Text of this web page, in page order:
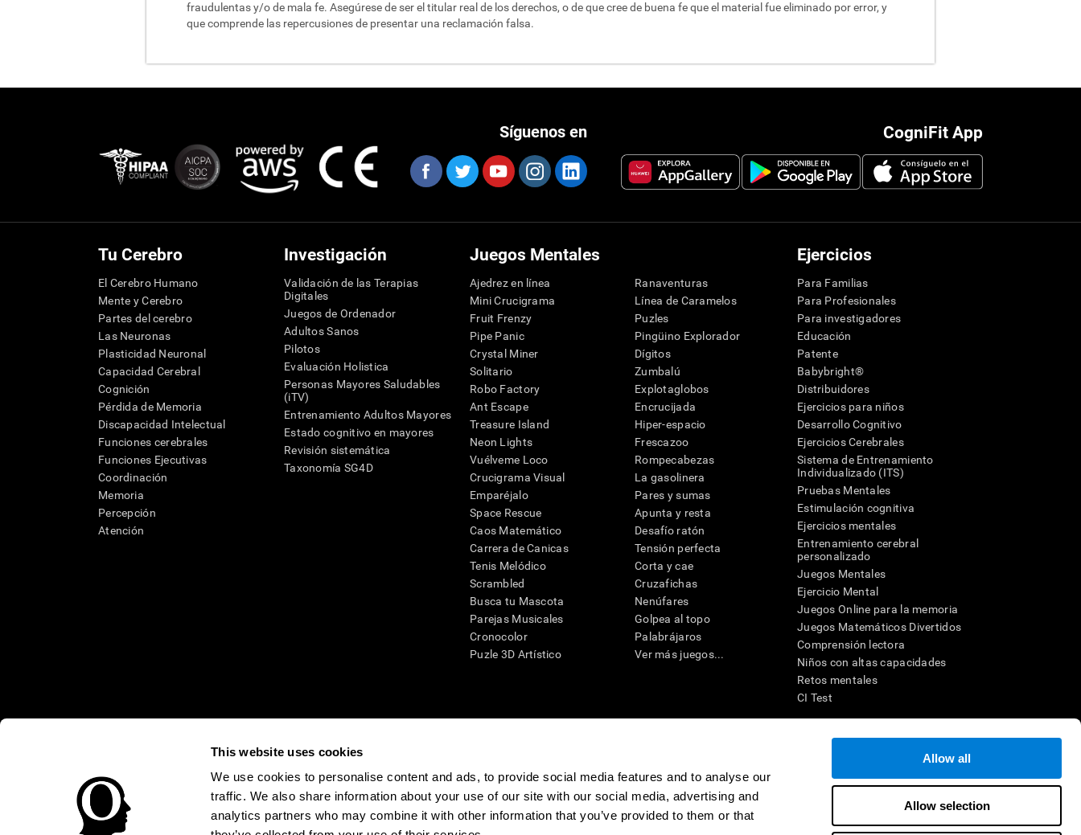
This website uses cookies
We use cookies to personalise content and ads, to provide social media features and to analyse our
traffic. We also share information about your use of our site with our social media, advertising and
analytics partners who may combine it with other information that you’ve provided to them or that
Allow all
Allow selection
fraudulentas y/o de mala fe. Asegúrese de ser el titular real de los derechos, o de que cree de buena fe que el material fue eliminado por error, y
que comprende las repercusiones de presentar una reclamación falsa.
CogniFit App
Síguenos en
Tu Cerebro
El Cerebro Humano
Mente y Cerebro
Partes del cerebro
Las Neuronas
Plasticidad Neuronal
Capacidad Cerebral
Cognición
Pérdida de Memoria
Discapacidad Intelectual
Funciones cerebrales
Funciones Ejecutivas
Coordinación
Memoria
Percepción
Atención
Investigación
Validación de las Terapias
Digitales
Juegos de Ordenador
Adultos Sanos
Pilotos
Evaluación Holistica
Personas Mayores Saludables
(iTV)
Entrenamiento Adultos Mayores
Estado cognitivo en mayores
Revisión sistemática
Taxonomía SG4D
Juegos Mentales
Ajedrez en línea
Mini Crucigrama
Fruit Frenzy
Pipe Panic
Crystal Miner
Solitario
Robo Factory
Ant Escape
Treasure Island
Neon Lights
Vuélveme Loco
Crucigrama Visual
Emparéjalo
Space Rescue
Caos Matemático
Carrera de Canicas
Tenis Melódico
Scrambled
Busca tu Mascota
Parejas Musicales
Cronocolor
Puzle 3D Artístico
Ranaventuras
Línea de Caramelos
Puzles
Pingüino Explorador
Dígitos
Zumbalú
Explotaglobos
Encrucijada
Hiper-espacio
Frescazoo
Rompecabezas
La gasolinera
Pares y sumas
Apunta y resta
Desafío ratón
Tensión perfecta
Corta y cae
Cruzafichas
Nenúfares
Golpea al topo
Palabrájaros
Ver más juegos...
Ejercicios
Para Familias
Para Profesionales
Para investigadores
Educación
Patente
Babybright®
Distribuidores
Ejercicios para niños
Desarrollo Cognitivo
Ejercicios Cerebrales
Sistema de Entrenamiento
Individualizado (ITS)
Pruebas Mentales
Estimulación cognitiva
Ejercicios mentales
Entrenamiento cerebral
personalizado
Juegos Mentales
Ejercicio Mental
Juegos Online para la memoria
Juegos Matemáticos Divertidos
Comprensión lectora
Niños con altas capacidades
Retos mentales
CI Test
* Las evaluaciones de CogniFit están diseñadas para detectar alteraciones y deterioro cognitivo con el fin de ofrecer a un médico información pertinente para diseñar una intervención terapéutica apropiada. En un entorno
clínico, los resultados de CogniFit (cuando son interpretados por un profesional de la salud cualificado), se pueden utilizar como ayuda para determinar si un individuo debe ser dirigido a una posterior evaluación
neuropsicológica (por ejemplo, un examen neuropsicológico completo). CogniFit no ofrece directamente un diagnóstico médico de ningún tipo. Un diagnóstico de TDAH, dislexia, demencia o enfermedad similar sólo
puede ser realizada por un médico o psicólogo cualificado teniendo en cuenta una amplia gama de posibles factores. De acuerdo al uso indicado, CogniFit no indica que esta herramienta sea o deba ser considerada como
un dispositivo médico certicado por la FDA. El producto puede ser utilizado para estudios de investigación en cualquier campo de investigación relacionado con la cognición. Si se utiliza para fines de investigación, todo
uso del producto debe hacerse en los sujetos humanos apropiados conforme al procedimiento dictado por el centro de investigación y será una obligación por parte del investigador. Todas estas protecciones para el
sujeto humano nunca no podrán ser, en ningún caso, inferiores a las requeridas para cualquier sujeto de investigación en virtud de lo dispuesto en la Sección 45 CFR 46 del Código de Regulaciones Federales.